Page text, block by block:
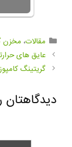
مقالات، مخزن
عایق های
گریتینگ
دیدگاهتان